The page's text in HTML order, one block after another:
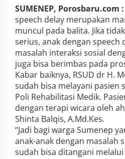
SUMENEP, Porosbaru.com :
speech delay merupakan
muncul pada balita. Jika
serius, anak dengan speech
masalah interaksi sosial
juga bisa berimbas pada
Kabar baiknya, RSUD dr H.
sudah bisa melayani pasien
Poli Rehabilitasi Medik.
dengan terapi wicara oleh
Shinta Balqis, A.Md.Kes.
“Jadi bagi warga Sumenep
anak-anak dengan masalah
sudah bisa ditangani